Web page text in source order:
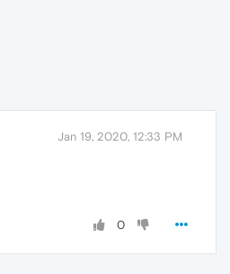
Jan 19, 2020, 12:33 PM
0